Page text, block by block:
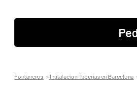
Fontaneros Instalacion Tuberias en Barcelona